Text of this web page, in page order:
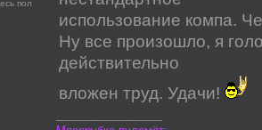
пол
использование компа.
Ну все произошло, я
действительно
вложен труд. Удачи!